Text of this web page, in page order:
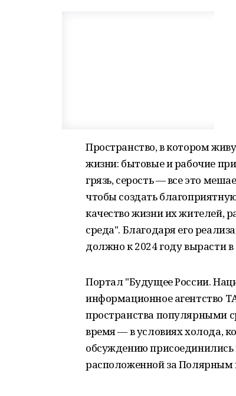
Пространство, в котором
жизни: бытовые и рабочие
грязь, серость — все это
чтобы создать
качество жизни их жителей,
среда". Благодаря его
должно к 2024 году вырасти
Портал "Будущее России.
информационное агентство
пространства популярными
время — в условиях холода,
обсуждению присоединились
расположенной за Полярным